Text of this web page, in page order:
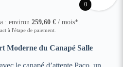
: environ259,60€ / mois*.
à l'étape de paiement.
Moderne du Canapé Salle
le canapé d’attente Paco, un
0